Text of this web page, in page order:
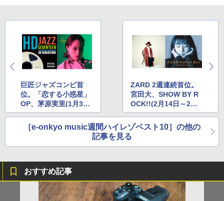
巨匠ジャズコンピ首
位。「恋する小惑星」
OP、茅原実里(1月31
日～2月6日)
ZARD 2週連続首位。
宮田大、SHOW BY R
OCK!!(2月14日～2月2
0日)
［e-onkyo music週間ハイレゾベスト10］の他の
記事を見る
おすすめ記事